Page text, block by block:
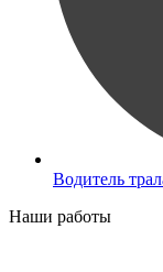
Водитель
Наши работы